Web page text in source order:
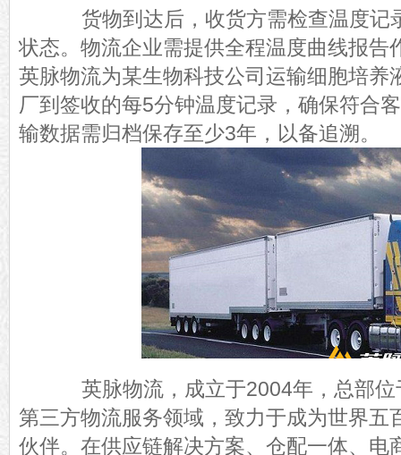
货物到达后，收货方需检查温度记
状态。物流企业需提供全程温度曲线报告
英脉物流为某生物科技公司运输细胞培养
厂到签收的每5分钟温度记录，确保符合
输数据需归档保存至少3年，以备追溯。
英脉物流，成立于2004年，总部位
第三方物流服务领域，致力于成为世界五
伙伴。在供应链解决方案、仓配一体、电